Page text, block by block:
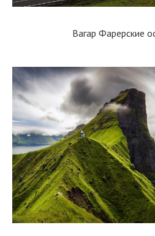
Вагар Фарерские